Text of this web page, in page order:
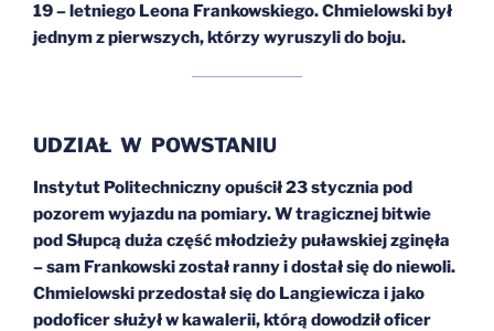
19 – letniego Leona Frankowskiego. Chmielowski był
jednym z pierwszych, którzy wyruszyli do boju.
UDZIAŁ W POWSTANIU
Instytut Politechniczny opuścił 23 stycznia pod
pozorem wyjazdu na pomiary. W tragicznej bitwie
pod Słupcą duża część młodzieży puławskiej zginęła
– sam Frankowski został ranny i dostał się do niewoli.
Chmielowski przedostał się do Langiewicza i jako
podoficer służył w kawalerii, którą dowodził oficer